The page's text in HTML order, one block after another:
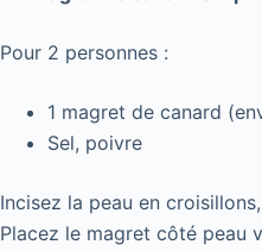
Pour 2 personnes :
1 magret de canard
Sel, poivre
Incisez la peau en
Placez le magret côté peau